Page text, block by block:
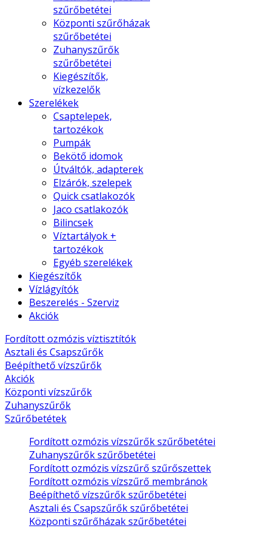
szűrőbetétei
Központi szűrőházak
szűrőbetétei
Zuhanyszűrők
szűrőbetétei
Kiegészítők,
vízkezelők
Szerelékek
Csaptelepek,
tartozékok
Pumpák
Bekötő idomok
Útváltók, adapterek
Elzárók, szelepek
Quick csatlakozók
Jaco csatlakozók
Bilincsek
Víztartályok +
tartozékok
Egyéb szerelékek
Kiegészítők
Vízlágyítók
Beszerelés - Szerviz
Akciók
Fordított ozmózis víztisztítók
Asztali és Csapszűrők
Beépíthető vízszűrők
Akciók
Központi vízszűrők
Zuhanyszűrők
Szűrőbetétek
Fordított ozmózis vízszűrők szűrőbetétei
Zuhanyszűrők szűrőbetétei
Fordított ozmózis vízszűrő szűrőszettek
Fordított ozmózis vízszűrő membránok
Beépíthető vízszűrők szűrőbetétei
Asztali és Csapszűrők szűrőbetétei
Központi szűrőházak szűrőbetétei